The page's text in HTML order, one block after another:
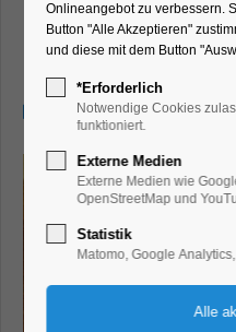
Mythos Maria
Ausstellung, Bildung,
21.07.2026,
Onlineangebot zu verbessern.
Button "Alle Akzeptieren"
und diese mit dem Button
*Erforderlich
Notwendige Cookies
funktioniert.
Externe Medien
Externe Medien wie
OpenStreetMap und
Statistik
Matomo, Google